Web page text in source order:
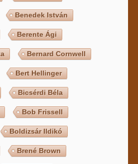
Benedek István
Berente Ági
Bernard Cornwell
Bert Hellinger
Bicsérdi Béla
Bob Frissell
Boldizsár Ildikó
Brené Brown